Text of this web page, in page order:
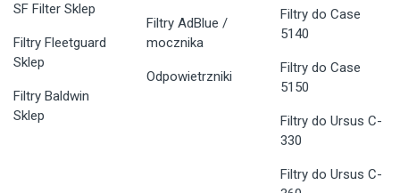
SF Filter Sklep
Filtry Fleetguard
Sklep
Filtry Baldwin
Sklep
Filtry AdBlue /
mocznika
Odpowietrzniki
Filtry do Case
5140
Filtry do Case
5150
Filtry do Ursus C-
330
Filtry do Ursus C-